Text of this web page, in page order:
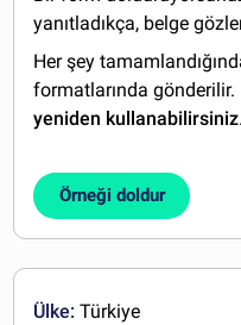
yanıtladıkça, belge
Her şey
formatlarında
yeniden kullanabilirsiniz.
Örneği doldur
Ülke: Türkiye